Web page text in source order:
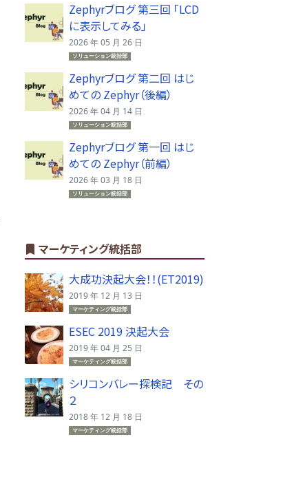
Zephyrブログ 第三回 「LCD
に表示してみる」
2026 年 05 月 26 日
ソリューション統括部
Zephyrブログ 第二回 はじ
めての Zephyr（後編）
2026 年 04 月 14 日
ソリューション統括部
Zephyrブログ 第一回 はじ
めての Zephyr（前編）
2026 年 03 月 18 日
ソリューション統括部
マーケティング統括部
大成功決起大会！！(ET2019)
2019 年 12 月 13 日
マーケティング統括部
ESEC 2019 決起大会
2019 年 04 月 25 日
マーケティング統括部
シリコンバレー探検記 その
２
2018 年 12 月 18 日
マーケティング統括部